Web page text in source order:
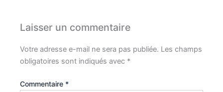
Laisser un commentaire
Votre adresse e-mail ne sera pas publiée. Les champs
obligatoires sont indiqués avec *
Commentaire *